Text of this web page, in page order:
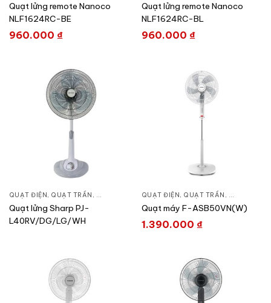
Quạt lửng remote Nanoco
NLF1624RC-BE
960.000 ₫
Quạt lửng remote Nanoco
NLF1624RC-BL
960.000 ₫
QUẠT ĐIỆN, QUẠT TRẦN , QUẠT ĐỨNG
Quạt lửng Sharp PJ-
L40RV/DG/LG/WH
QUẠT ĐIỆN, QUẠT TRẦN , QUẠT
Quạt máy F-ASB50VN(W)
1.390.000 ₫